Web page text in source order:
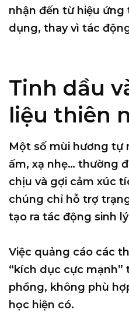
nhận đến từ hiệu ứng
dụng, thay vì tác
Tinh dầu
liệu thiên
Một số mùi hương tự
ấm, xạ nhẹ… thường
chịu và gợi cảm xúc
chúng chỉ hỗ trợ
tạo ra tác động sinh
Việc quảng cáo các
“kích dục cực
phồng, không phù
học hiện có.